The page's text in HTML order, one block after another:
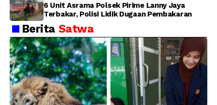
6 Unit Asrama Polsek Pirime Lanny Jaya
Terbakar, Polisi Lidik Dugaan Pembakaran
Berita Satwa